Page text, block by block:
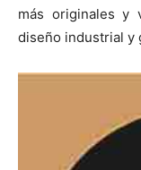
más originales y
diseño industrial y